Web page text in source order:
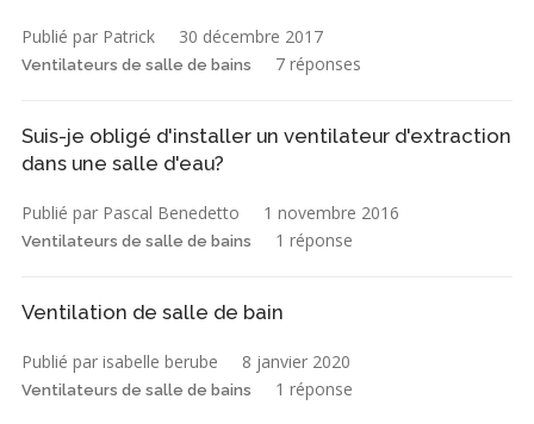
Publié par Patrick 30 décembre 2017
Ventilateurs de salle de bains 7 réponses
Suis-je obligé d'installer un ventilateur d'extraction
dans une salle d'eau?
Publié par Pascal Benedetto 1 novembre 2016
Ventilateurs de salle de bains 1 réponse
Ventilation de salle de bain
Publié par isabelle berube 8 janvier 2020
Ventilateurs de salle de bains 1 réponse